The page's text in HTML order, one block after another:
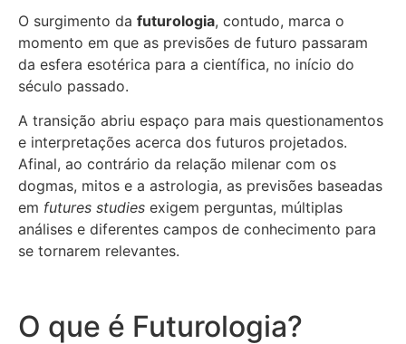
O surgimento da futurologia, contudo, marca o
momento em que as previsões de futuro passaram
da esfera esotérica para a científica, no início do
século passado.
A transição abriu espaço para mais questionamentos
e interpretações acerca dos futuros projetados.
Afinal, ao contrário da relação milenar com os
dogmas, mitos e a astrologia, as previsões baseadas
em futures studies exigem perguntas, múltiplas
análises e diferentes campos de conhecimento para
se tornarem relevantes.
O que é Futurologia?